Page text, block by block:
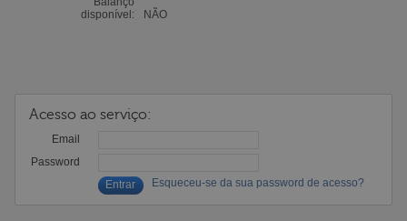
disponível:
NÃO
Acesso ao serviço:
Email
Password
Esqueceu-se da sua password de acesso?